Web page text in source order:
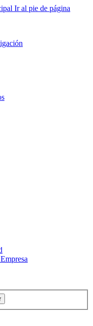
Ir al pie de página